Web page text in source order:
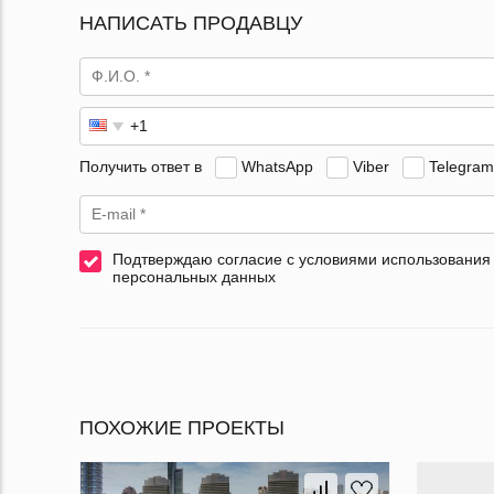
НАПИСАТЬ ПРОДАВЦУ
Получить ответ в WhatsApp Viber Telegram
Подтверждаю согласие с условиями использования
персональных данных
ПОХОЖИЕ ПРОЕКТЫ